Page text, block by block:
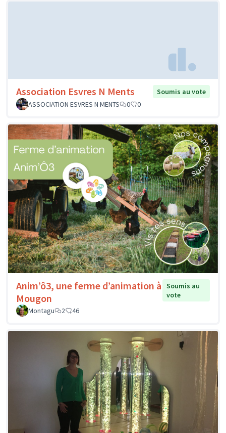
Association Esvres N Ments
Soumis au vote
ASSOCIATION ESVRES N MENTS
0 0
Anim’ô3, une ferme d’animation à
Mougon
Soumis au
vote
Montagu
2 46